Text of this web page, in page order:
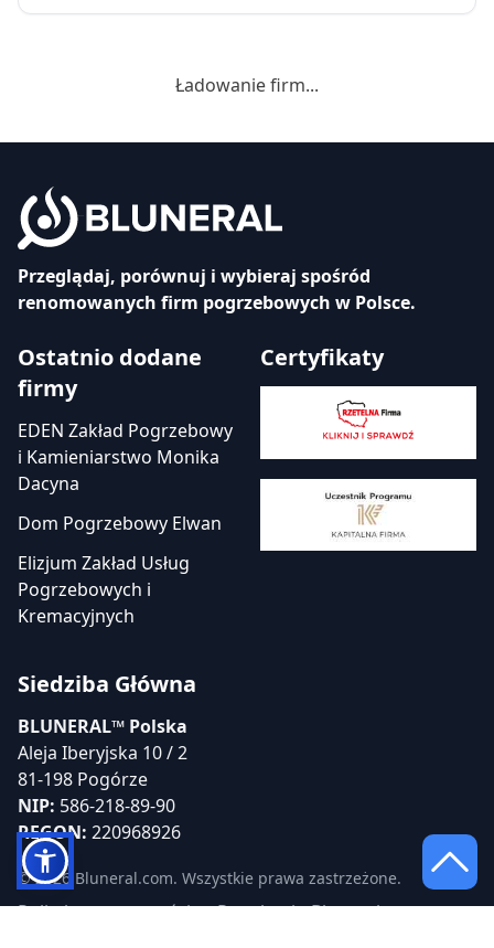
Ładowanie firm...
Przeglądaj, porównuj i wybieraj spośród
renomowanych firm pogrzebowych w Polsce.
Ostatnio dodane
firmy
EDEN Zakład Pogrzebowy
i Kamieniarstwo Monika
Dacyna
Dom Pogrzebowy Elwan
Elizjum Zakład Usług
Pogrzebowych i
Kremacyjnych
Certyfikaty
Siedziba Główna
BLUNERAL™ Polska
Aleja Iberyjska 10 / 2
81-198 Pogórze
NIP: 586-218-89-90
REGON: 220968926
© 2026 Bluneral.com. Wszystkie prawa zastrzeżone.
Polityka prywatności Regulamin Bluneral